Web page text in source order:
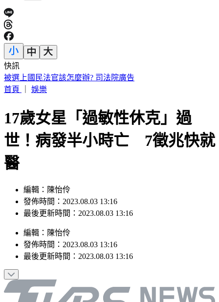
快訊
連戰二媳婦罕動怒！重砲轟財政部：太不負責任
首頁
娛樂
17歲女星「過敏性休克」過
世！病發半小時亡 7徵兆快就
醫
編輯：陳怡伶
發佈時間：2023.08.03 13:16
最後更新時間：2023.08.03 13:16
編輯 ： 陳怡伶
發佈時間： 2023.08.03 13:16
最後更新時間： 2023.08.03 13:16